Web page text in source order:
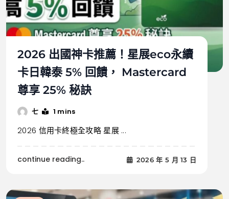
2026 出國神卡推薦！星展eco永續
卡日韓泰 5% 回饋， Mastercard
尊享 25% 秘訣
七 1 mins
2026 信用卡終極全攻略 星展 ...
continue reading.. 2026 年 5 月 13 日